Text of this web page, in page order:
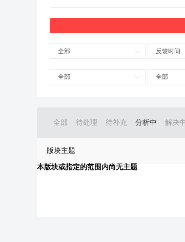
全部 反馈时间
全部 全部
全部 待处理 待补充 分析中 解决中
版块主题
本版块或指定的范围内尚无主题